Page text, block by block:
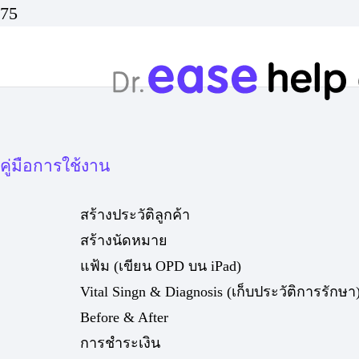
คู่มือการใช้งาน
สร้างประวัติลูกค้า
สร้างนัดหมาย
แฟ้ม (เขียน OPD บน iPad)
Vital Singn & Diagnosis (เก็บประวัติการรักษา
Before & After
การชำระเงิน